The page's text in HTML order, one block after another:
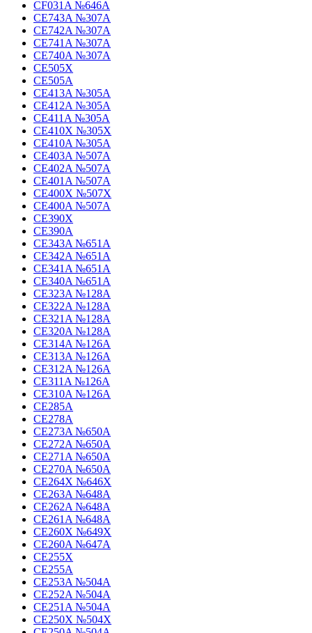
CF031A №646A
CE743A №307A
CE742A №307A
CE741A №307A
CE740A №307A
CE505X
CE505A
CE413A №305A
CE412A №305A
CE411A №305A
CE410X №305X
CE410A №305A
CE403A №507A
CE402A №507A
CE401A №507A
CE400X №507X
CE400A №507A
CE390X
CE390A
CE343A №651A
CE342A №651A
CE341A №651A
CE340A №651A
CE323A №128A
CE322A №128A
CE321A №128A
CE320A №128A
CE314A №126A
CE313A №126A
CE312A №126A
CE311A №126A
CE310A №126A
CE285A
CE278A
CE273A №650A
CE272A №650A
CE271A №650A
CE270A №650A
CE264X №646X
CE263A №648A
CE262A №648A
CE261A №648A
CE260X №649X
CE260A №647A
CE255X
CE255A
CE253A №504A
CE252A №504A
CE251A №504A
CE250X №504X